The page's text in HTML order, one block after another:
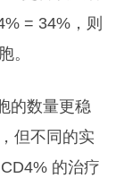
= 34%，则
。
的数量更稳
但不同的实
的治疗